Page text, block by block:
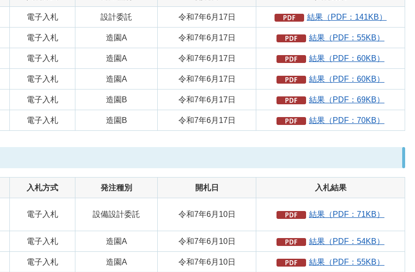
電子入札 設計委託 令和7年6月17日 結果（PDF：141KB）
電子入札 造園A 令和7年6月17日 結果（PDF：55KB）
電子入札 造園A 令和7年6月17日 結果（PDF：60KB）
電子入札 造園A 令和7年6月17日 結果（PDF：60KB）
電子入札 造園B 令和7年6月17日 結果（PDF：69KB）
電子入札 造園B 令和7年6月17日 結果（PDF：70KB）
入札方式 発注種別 開札日 入札結果
電子入札 設備設計委託 令和7年6月10日 結果（PDF：71KB）
電子入札 造園A 令和7年6月10日 結果（PDF：54KB）
電子入札 造園A 令和7年6月10日 結果（PDF：55KB）